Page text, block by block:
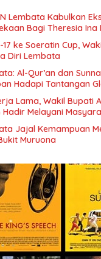
Lembata Kabulkan
Bagi Theresia Ina
ke Soeratin Cup,
Diri Lembata
Al-Qur’an dan
Hadapi Tantangan
Lama, Wakil Bupati
Hadir Melayani
Jajal Kemampuan
Muruona